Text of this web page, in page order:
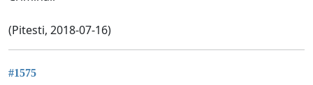
(Pitesti, 2018-07-16)
#1575